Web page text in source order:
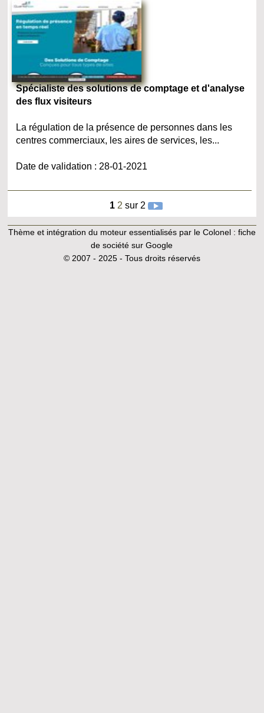
Spécialiste des solutions de comptage et d'analyse
des flux visiteurs
La régulation de la présence de personnes dans les
centres commerciaux, les aires de services, les...
Date de validation : 28-01-2021
1 2 sur 2
Thème et intégration du moteur essentialisés par le Colonel : fiche
de société sur Google
© 2007 - 2025 - Tous droits réservés